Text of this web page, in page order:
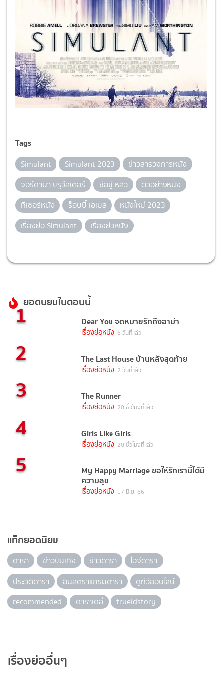
Tags
Simulant Simulant 2023
ข่าวสารวงการหนัง
จอร์ดานา บรูว์สเตอร์
ซือมู่ หลิว
ตัวอย่างหนัง
ทีเซอร์หนัง
ร็อบบี้ เอเมล
หนังใหม่ 2023
เรื่องย่อ Simulant
เรื่องย่อหนัง
ยอดนิยมในตอนนี้
1 Dear You จดหมายรักถึงอาม่า
เรื่องย่อหนัง 6 วันที่แล้ว
2 The Last House บ้านหลังสุดท้าย
เรื่องย่อหนัง 2 วันที่แล้ว
3 The Runner
เรื่องย่อหนัง 20 ชั่วโมงที่แล้ว
4 Girls Like Girls
เรื่องย่อหนัง 20 ชั่วโมงที่แล้ว
5 My Happy Marriage ขอให้รักเรานี้ได้มี
ความสุข
เรื่องย่อหนัง 17 มิ.ย. 66
แท็กยอดนิยม
ดารา ข่าวบันเทิง ข่าวดารา
ไอจีดารา
ประวัติดารา
อินสตราแกรมดารา
ดูทีวีออนไลน์
recommended
ดาราเดลี่ trueidstory
เรื่องย่ออื่นๆ